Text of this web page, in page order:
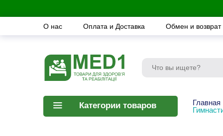
О нас Оплата и Доставка Обмен и возврат
Категории товаров
Главная